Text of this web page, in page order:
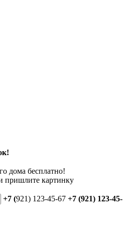
дома бесплатно!
и пришлите картинку
+7 (921) 123-45-67 +7 (921) 123-45-